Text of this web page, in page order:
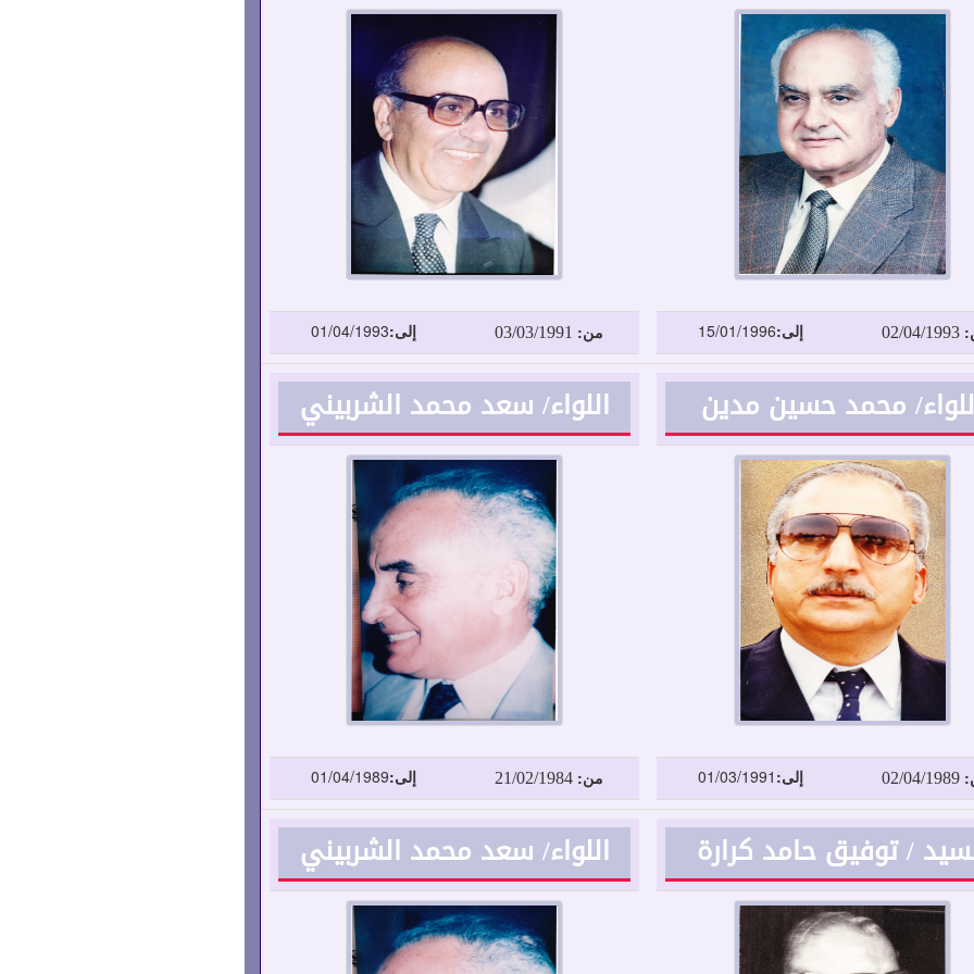
02/04/1993 إلى:15/01/1996 من: 03/03/1991 إلى:01/04/1993
محمد حسين مدين
02/04/1989 إلى: 01/03/1991
اللواء/ سعد محمد الشربيني
من:21/02/1984 إلى:01/04/1989
/ توفيق حامد كرارة اللواء/ سعد محمد الشربيني